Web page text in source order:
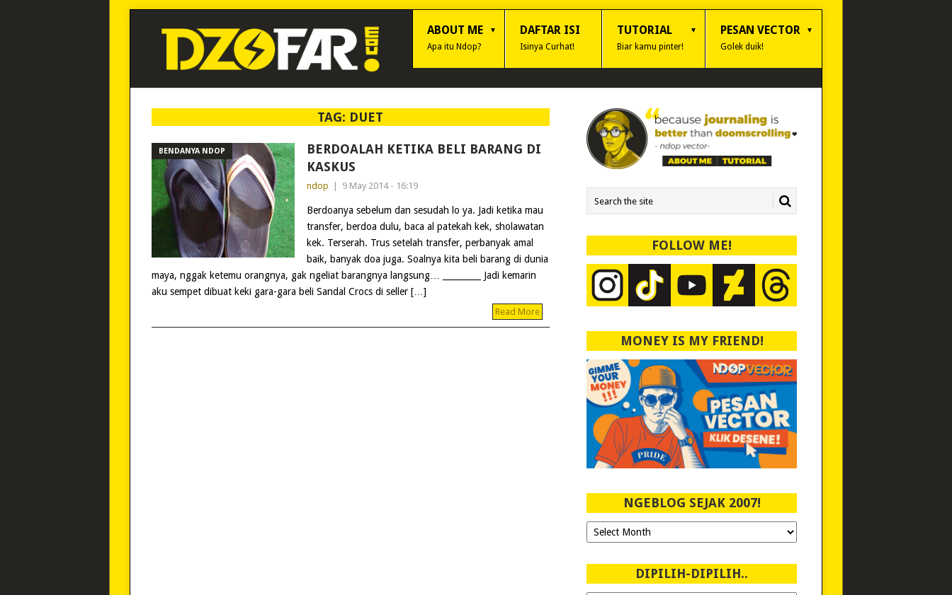
ABOUT ME
Apa itu Ndop?
DAFTAR ISI
Isinya Curhat!
TUTORIAL
Biar kamu pinter!
PESAN VECTOR
Golek duik!
TAG: DUET
BENDANYA NDOP
BERDOALAH KETIKA BELI BARANG DI
KASKUS
ndop 9 May 2014 - 16:19
Berdoanya sebelum dan sesudah lo ya. Jadi ketika mau
transfer, berdoa dulu, baca al patekah kek, sholawatan
kek. Terserah. Trus setelah transfer, perbanyak amal
baik, banyak doa juga. Soalnya kita beli barang di dunia
maya, nggak ketemu orangnya, gak ngeliat barangnya langsung… _________ Jadi kemarin
aku sempet dibuat keki gara-gara beli Sandal Crocs di seller […]
Read More
FOLLOW ME!
MONEY IS MY FRIEND!
NGEBLOG SEJAK 2007!
Ngeblog
Sejak
DIPILIH-DIPILIH..